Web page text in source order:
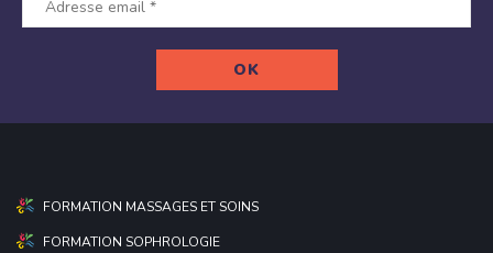
FORMATION MASSAGES ET SOINS
FORMATION SOPHROLOGIE